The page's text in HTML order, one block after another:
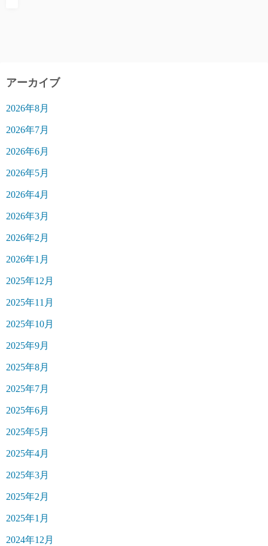
アーカイブ
2026年8月
2026年7月
2026年6月
2026年5月
2026年4月
2026年3月
2026年2月
2026年1月
2025年12月
2025年11月
2025年10月
2025年9月
2025年8月
2025年7月
2025年6月
2025年5月
2025年4月
2025年3月
2025年2月
2025年1月
2024年12月